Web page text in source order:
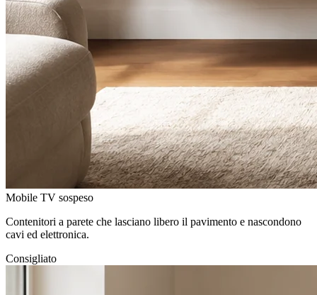
Mobile TV sospeso
Contenitori a parete che lasciano libero il pavimento e nascondono
cavi ed elettronica.
Consigliato